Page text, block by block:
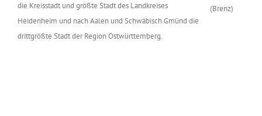
die Kreisstadt und größte Stadt des Landkreises
Heidenheim und nach Aalen und Schwäbisch Gmünd die
drittgrößte Stadt der Region Ostwürttemberg.